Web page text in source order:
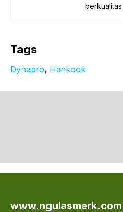
Tags
Dynapro, Hankook
www.ngulasmerk.com